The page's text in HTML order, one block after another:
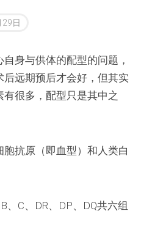
日
身与供体的配型的问题，
远期预后才会好，但其实
很多，配型只是其中之
抗原（即血型）和人类白
、C、DR、DP、DQ共六组